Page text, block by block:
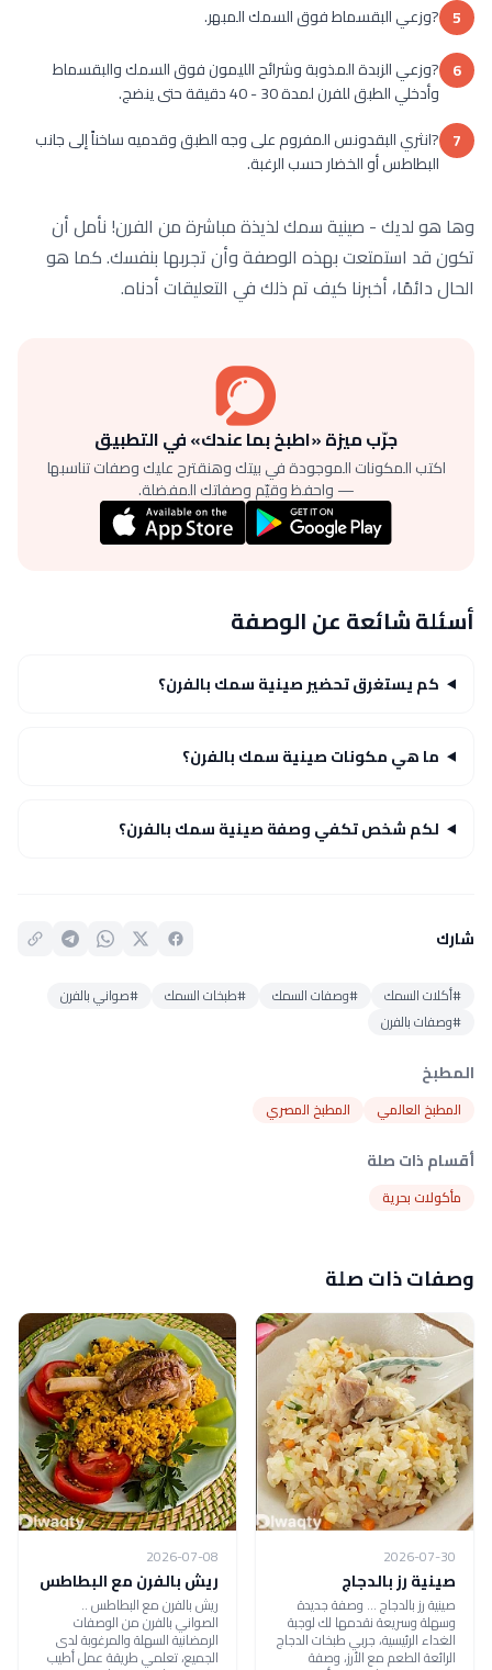
5 ?وزعي البقسماط فوق السمك المبهر.
6 ?وزعي الزبدة المذوبة وشرائح الليمون فوق السمك والبقسماط
وأدخلي الطبق للفرن لمدة 30 - 40 دقيقة حتى ينضج.
7 ?انثري البقدونس المفروم على وجه الطبق وقدميه ساخناً إلى جانب
البطاطس أو الخضار حسب الرغبة.
وها هو لديك - صينية سمك لذيذة مباشرة من الفرن! نأمل أن
تكون قد استمتعت بهذه الوصفة وأن تجربها بنفسك. كما هو
الحال دائمًا، أخبرنا كيف تم ذلك في التعليقات أدناه.
جرّب ميزة «اطبخ بما عندك» في التطبيق
اكتب المكونات الموجودة في بيتك وهنقترح عليك وصفات تناسبها
— واحفظ وقيّم وصفاتك المفضلة.
أسئلة شائعة عن الوصفة
كم يستغرق تحضير صينية سمك بالفرن؟
ما هي مكونات صينية سمك بالفرن؟
لكم شخص تكفي وصفة صينية سمك بالفرن؟
شارك
#أكلات السمك #وصفات السمك #طبخات السمك
#صواني بالفرن
#وصفات بالفرن
المطبخ
المطبخ العالمي المطبخ المصري
أقسام ذات صلة
مأكولات بحرية
وصفات ذات صلة
2026-07-30
صينية رز بالدجاج
صينية رز بالدجاج ... وصفة جديدة
وسهلة وسريعة نقدمها لك لوجبة
الغداء الرئيسية، جربي طبخات الدجاج
الرائعة الطعم مع الأرز، وصفة
2026-07-08
ريش بالفرن مع البطاطس
ريش بالفرن مع البطاطس ..
الصواني بالفرن من الوصفات
الرمضانية السهلة والمرغوبة لدى
الجميع، تعلمي طريقة عمل أطيب